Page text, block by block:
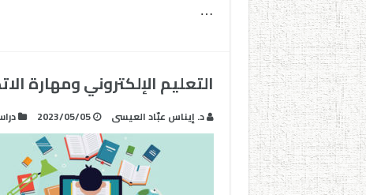
…
التعليم الإلكتروني ومهارة
د. إيناس عبّاد العيسى 2023/05/05